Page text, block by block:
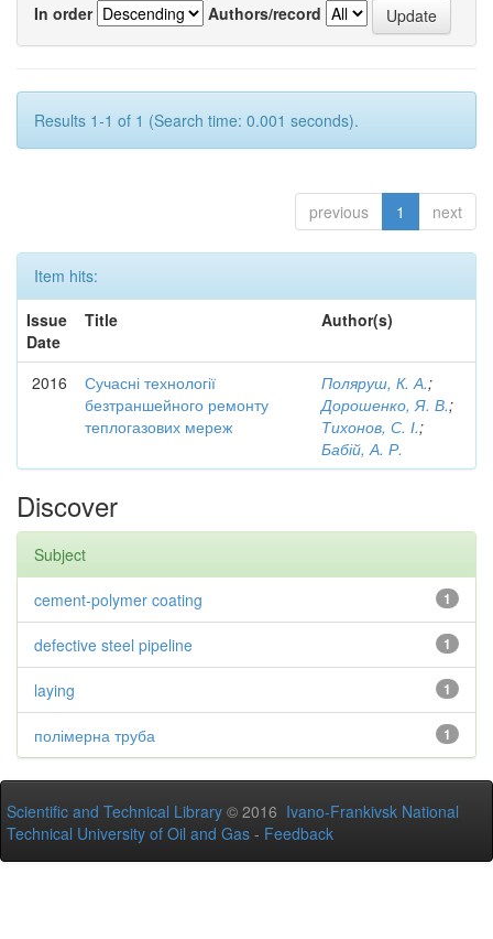
In order
Authors/record
Results 1-1 of 1 (Search time: 0.001 seconds).
previous 1 next
Item hits:
Issue
Date
Title Author(s)
2016
Сучасні технології
безтраншейного ремонту
теплогазових мереж
Поляруш, К. А.;
Дорошенко, Я. В.;
Тихонов, С. І.;
Бабій, А. Р.
Discover
Subject
1
cement-polymer coating
1
defective steel pipeline
1
laying
1
полімерна труба
Scientific and Technical Library © 2016 Ivano-Frankivsk National
Technical University of Oil and Gas - Feedback